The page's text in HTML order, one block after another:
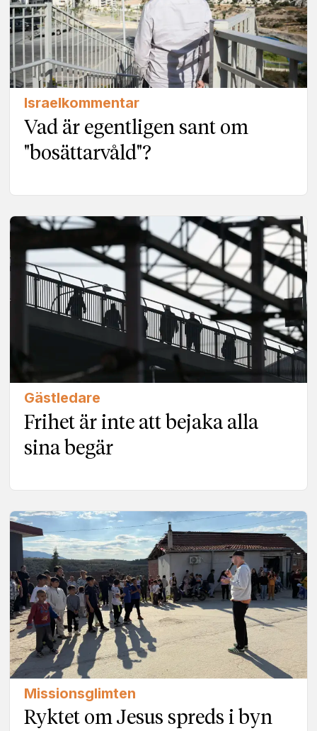
Israelkommentar
Vad är egentligen sant om
"bosättarvåld"?
Gästledare
Frihet är inte att bejaka alla
sina begär
Missionsglimten
Ryktet om Jesus spreds i byn